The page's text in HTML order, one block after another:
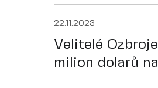
22.11.2023
Velitelé
milion dolarů